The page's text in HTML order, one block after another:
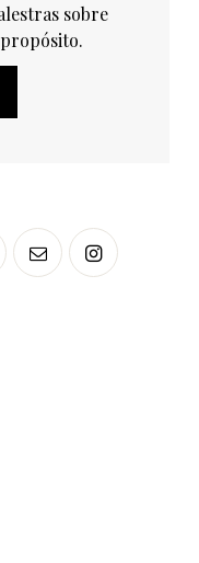
sobre